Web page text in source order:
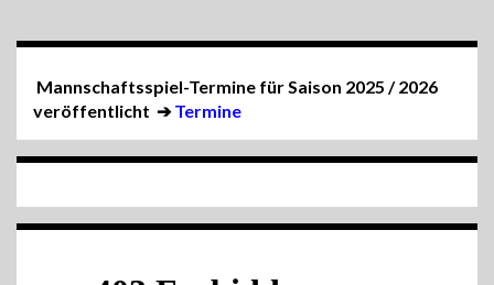
Mannschaftsspiel-Termine für Saison 2025 / 2026
veröffentlicht ➔Termine